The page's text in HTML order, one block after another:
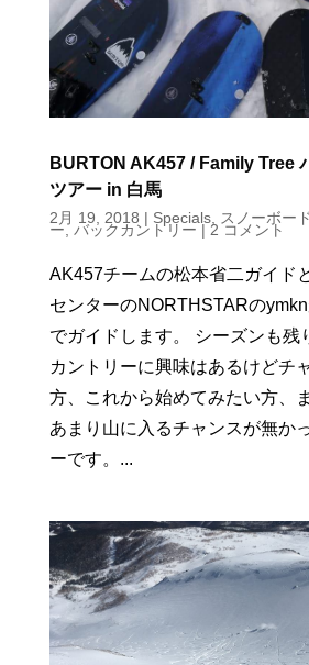
BURTON AK457 / Family Tree
ツアー in 白馬
2月 19, 2018 | Specials, スノーボード
ー,バックカントリー | 2 コメント
AK457チームの松本省二ガイド
センターのNORTHSTARの
でガイドします。 シーズンも残
カントリーに興味はあるけどチ
方、これから始めてみたい方、
あまり山に入るチャンスが無か
ーです。...